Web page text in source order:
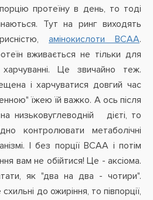
протеїну в день, то тоді
Тут на ринг виходять
амінокислоти BCAA.
вживається не тільки для
Це звичайно теж.
і харчуватися довгий час
їжею їй важко. А ось після
низьковуглеводній дієті, то
контролювати метаболічні
І без порції BCAA і потім
вам не обійтися! Це - аксіома.
як "два на два - чотири".
до ожиріння, то півпорції,